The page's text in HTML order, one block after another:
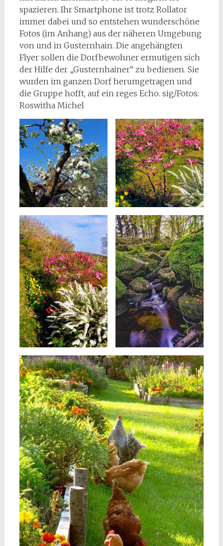
spazieren. Ihr Smartphone ist trotz Rollator
immer dabei und so entstehen wunderschöne
Fotos (im Anhang) aus der näheren Umgebung
von und in Gusternhain. Die angehängten
Flyer sollen die Dorfbewohner ermutigen sich
der Hilfe der „Gusternhainer“ zu bedienen. Sie
wurden im ganzen Dorf herumgetragen und
die Gruppe hofft, auf ein reges Echo. sig/Fotos:
Roswitha Michel